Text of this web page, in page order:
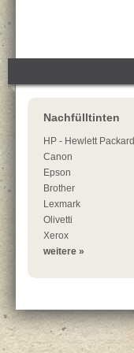
Nachfülltinten
HP - Hewlett Packard
Canon
Epson
Brother
Lexmark
Olivetti
Xerox
weitere »